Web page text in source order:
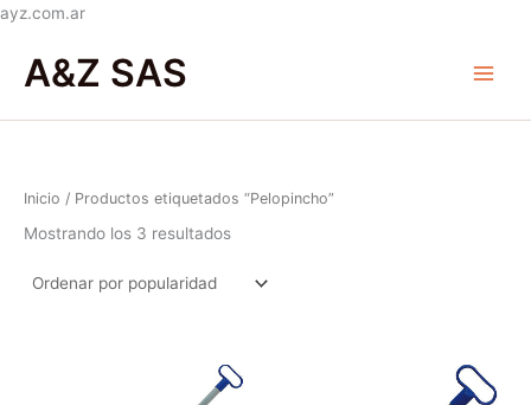
ayz.com.arIr
contenido
A&Z SAS
Menu
Inicio / Productos etiquetados “Pelopincho”
Mostrando los 3 resultados